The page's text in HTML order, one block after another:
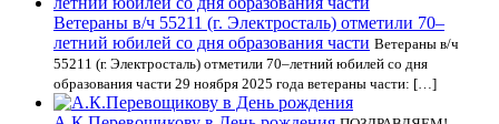
Ветераны в/ч 55211 (г. Электросталь) отметили 70–
летний юбилей со дня образования части Ветераны в/ч
55211 (г. Электросталь) отметили 70–летний юбилей со дня
образования части 29 ноября 2025 года ветераны части: […]